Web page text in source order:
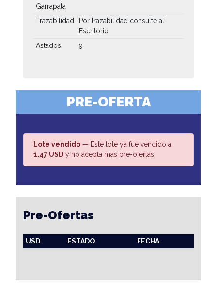
Garrapata
Trazabilidad
Por trazabilidad consulte al
Escritorio
Astados
9
PRE-OFERTA
Lote vendido — Este lote ya fue vendido a
1.47 USD y no acepta más pre-ofertas.
Pre-Ofertas
USD ESTADO FECHA